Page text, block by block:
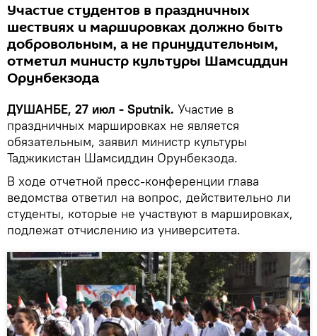
Участие студентов в праздничных
шествиях и маршировках должно быть
добровольным, а не принудительным,
отметил министр культуры Шамсиддин
Орунбекзода
ДУШАНБЕ, 27 июл - Sputnik. Участие в
праздничных маршировках не является
обязательным, заявил министр культуры
Таджикистан Шамсиддин Орунбекзода.
В ходе отчетной пресс-конференции глава
ведомства ответил на вопрос, действительно ли
студенты, которые не участвуют в маршировках,
подлежат отчислению из университета.